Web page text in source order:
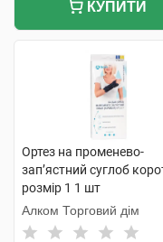
КУПИТИ
Ортез на променево-
зап’ястний суглоб
розмір 1 1 шт
Алком Торговий дім